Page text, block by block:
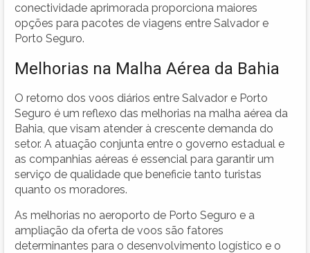
conectividade aprimorada proporciona maiores
opções para pacotes de viagens entre Salvador e
Porto Seguro.
Melhorias na Malha Aérea da Bahia
O retorno dos voos diários entre Salvador e Porto
Seguro é um reflexo das melhorias na malha aérea da
Bahia, que visam atender à crescente demanda do
setor. A atuação conjunta entre o governo estadual e
as companhias aéreas é essencial para garantir um
serviço de qualidade que beneficie tanto turistas
quanto os moradores.
As melhorias no aeroporto de Porto Seguro e a
ampliação da oferta de voos são fatores
determinantes para o desenvolvimento logístico e o